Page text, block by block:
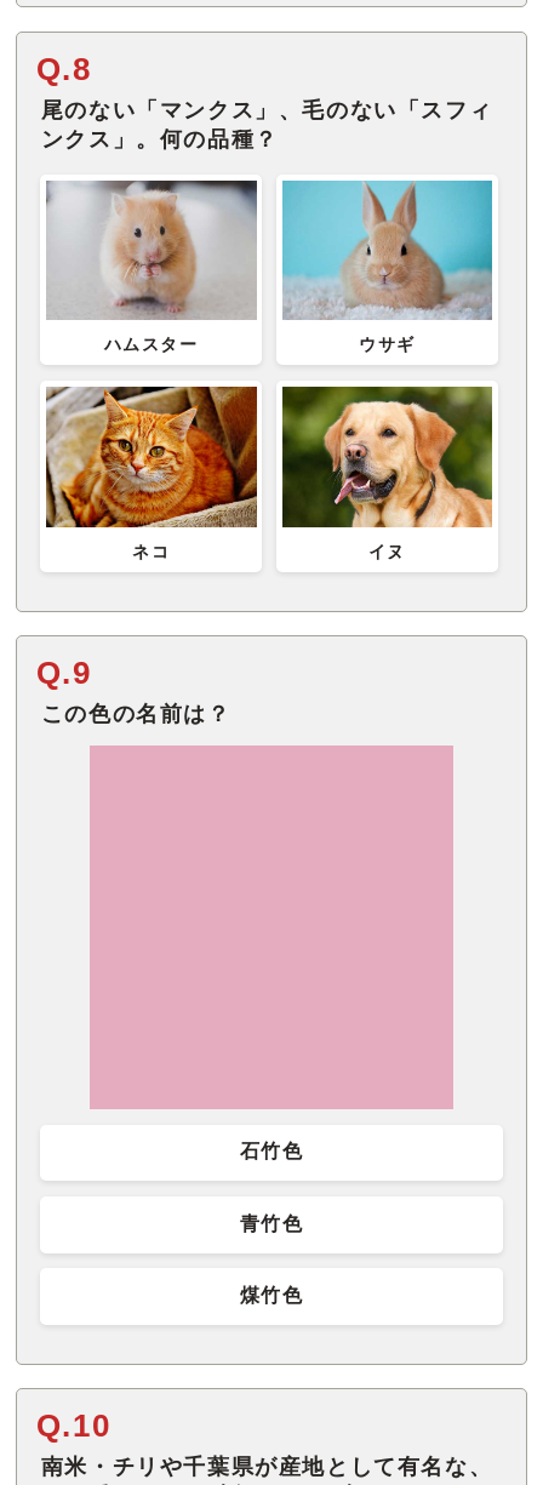
Q.8
尾のない「マンクス」、毛のない「スフィ
ンクス」。何の品種？
ハムスター ウサギ
ネコ イヌ
Q.9
この色の名前は？
石竹色
青竹色
煤竹色
Q.10
南米・チリや千葉県が産地として有名な、